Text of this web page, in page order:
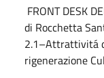
FRONT DESK
di Rocchetta
2.1–Attrattivitá
rigenerazione